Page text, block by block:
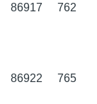
86917 762
86922 765